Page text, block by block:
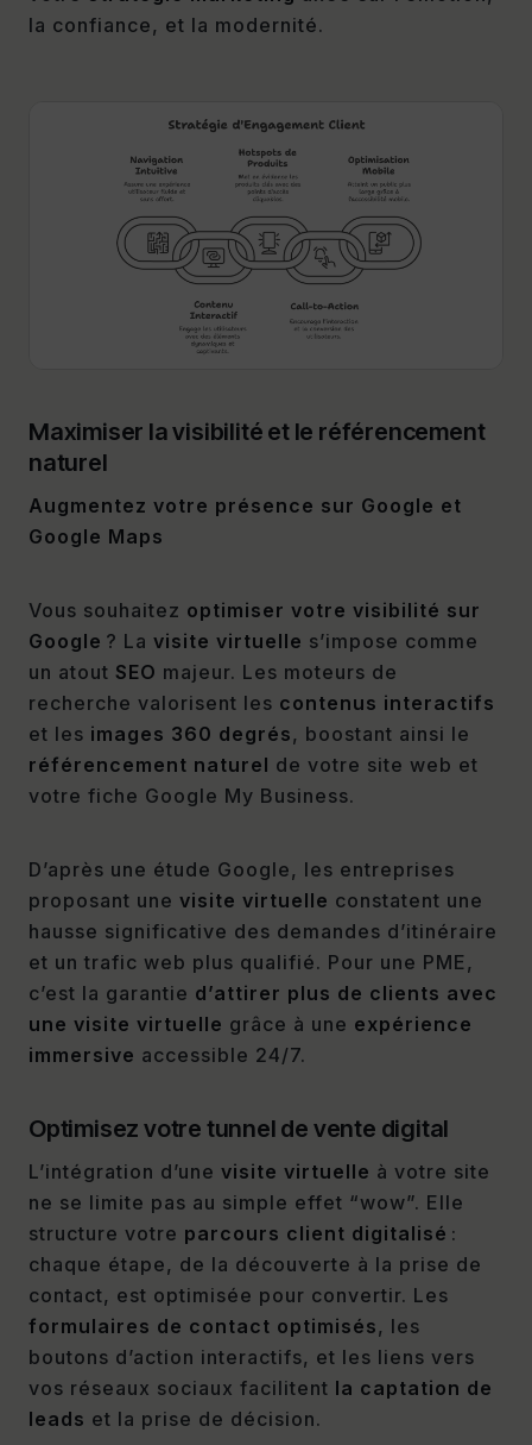
la confiance, et la modernité.
Maximiser la visibilité et le référencement
naturel
Augmentez votre présence sur Google et
Google Maps
Vous souhaitez optimiser votre visibilité sur
Google ? La visite virtuelle s’impose comme
un atout SEO majeur. Les moteurs de
recherche valorisent les contenus interactifs
et les images 360 degrés, boostant ainsi le
référencement naturel de votre site web et
votre fiche Google My Business.
D’après une étude Google, les entreprises
proposant une visite virtuelle constatent une
hausse significative des demandes d’itinéraire
et un trafic web plus qualifié. Pour une PME,
c’est la garantie d’attirer plus de clients avec
une visite virtuelle grâce à une expérience
immersive accessible 24/7.
Optimisez votre tunnel de vente digital
L’intégration d’une visite virtuelle à votre site
ne se limite pas au simple effet “wow”. Elle
structure votre parcours client digitalisé :
chaque étape, de la découverte à la prise de
contact, est optimisée pour convertir. Les
formulaires de contact optimisés, les
boutons d’action interactifs, et les liens vers
vos réseaux sociaux facilitent la captation de
leads et la prise de décision.